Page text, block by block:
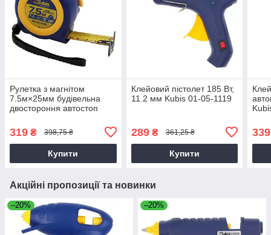
Рулетка з магнітом
7.5м×25мм будівельна
двостороння автостоп
319 ₴ 398,75 ₴
Купити
Клейовий пістолет 185 Вт,
11.2 мм Kubis 01-05-1119
289₴ 361,25 ₴
Купити
339
Акційні пропозиції та новинки
–20% –20%